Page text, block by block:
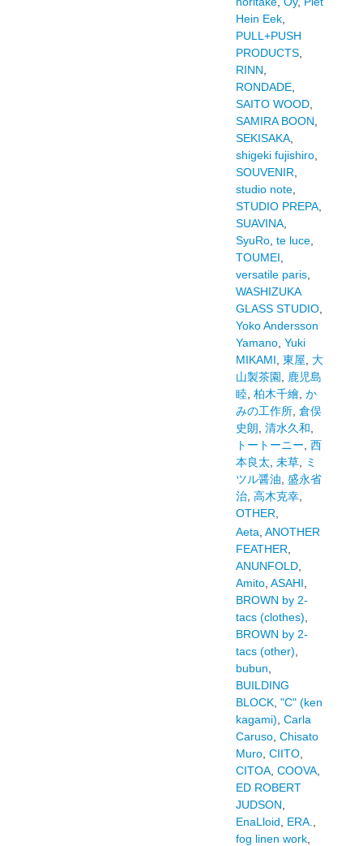
Hein Eek,
PULL+PUSH
PRODUCTS,
RINN
RONDADE,
SAITO WOOD,
SAMIRA BOON
SEKISAKA,
shigeki fujishiro,
SOUVENIR
studio note,
STUDIO PREPA,
SUAVINA,
SyuRo, te luce,
TOUMEI
versatile paris,
WASHIZUKA
GLASS STUDIO,
Yoko Andersson
Yamano, Yuki
MIKAMI 東屋
大
山製茶園
鹿児島
睦, 柏木千繪, か
みの工作所, 倉俣
史朗 清水久和
トートーニー 西
本良太 未草,
ミ
ツル醤油 盛永省
治, 高木克幸,
OTHER
Aeta ANOTHER
FEATHER
ANUNFOLD,
Amito, ASAHI
BROWN by 2-
tacs (clothes)
BROWN by 2-
tacs (other)
bubun
BUILDING
BLOCK, "C" (ken
kagami) Carla
Caruso, Chisato
Muro, CIITO,
CITOA, COOVA,
ED ROBERT
JUDSON
EnaLloid
ERA.
fog linen work,